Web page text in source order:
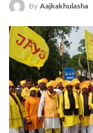
By Aajkakhulasha